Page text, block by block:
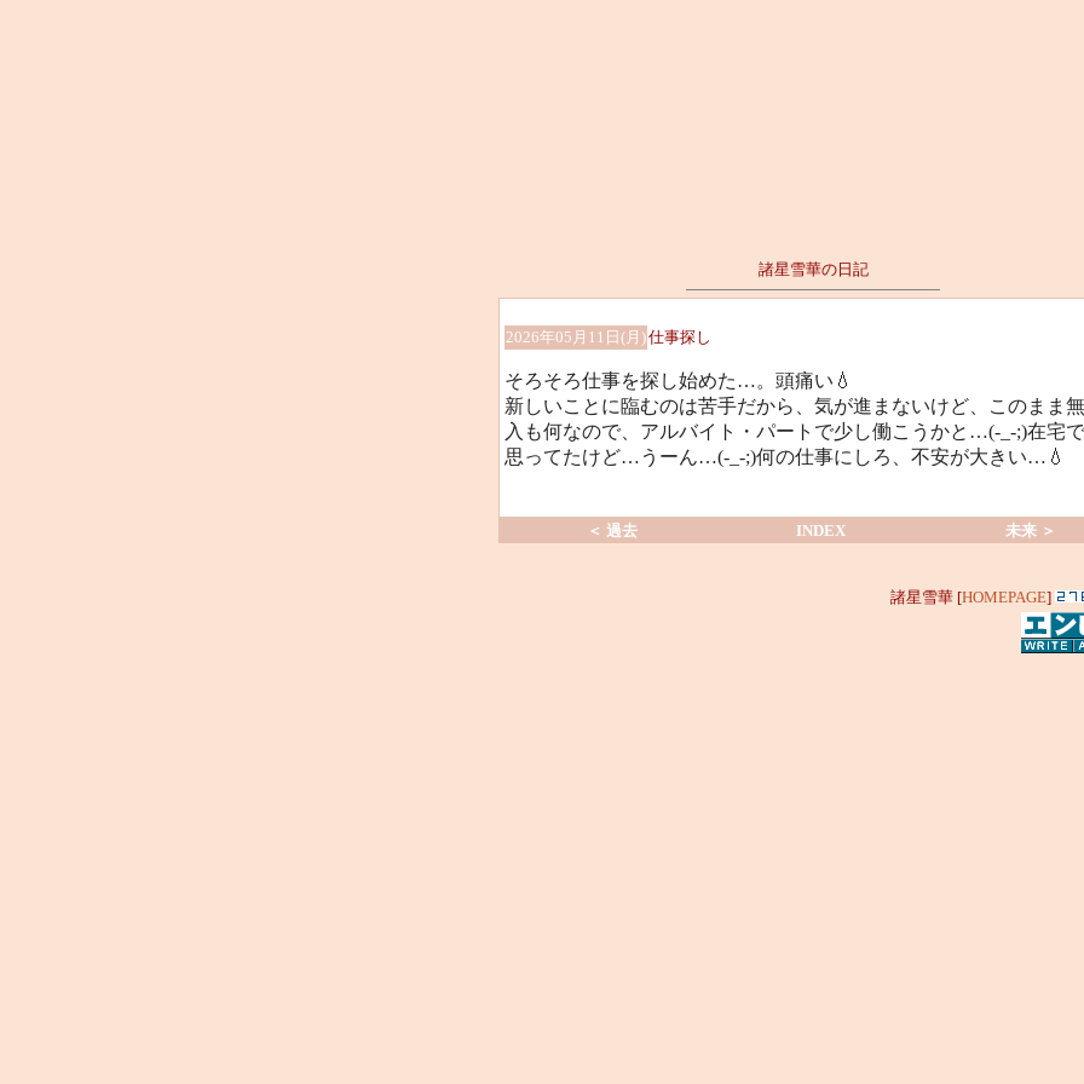
諸星雪華の日記
2026年05月11日(月)仕事探し
そろそろ仕事を探し始めた…。頭痛い💧
新しいことに臨むのは苦手だから、気が進まないけど、このまま
入も何なので、アルバイト・パートで少し働こうかと…(-_-;)在宅
思ってたけど…うーん…(-_-;)何の仕事にしろ、不安が大きい…💧
＜ 過去 INDEX 未来 ＞
諸星雪華 [HOMEPAGE]